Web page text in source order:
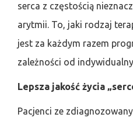
serca z częstością
arytmii. To, jaki rodzaj
jest za każdym razem
zależności od
Lepsza jakość życia
Pacjenci ze